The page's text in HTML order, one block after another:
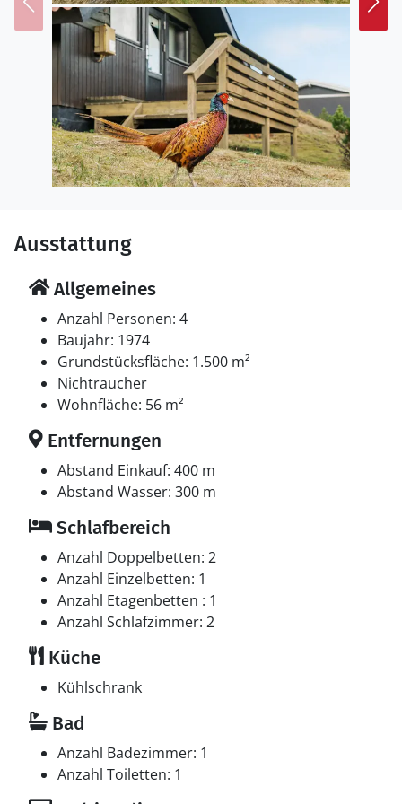
Die Schlafplätze verteilen sich auf 2 Schlafräume. 2
Schlafplätze in einem Doppelbett.1 Schlafplatz in
einem Einzelbett.1 Schlafplatz in einem Etagenbett.
Multimedien
In der Ferienunterkunft gibt es einen Fernseher. Radio.
CD-Player. 1-3 dänische Fernsehsender. Mindestens 4
deutsche Fernsehsender. Es steht kabellose
Internetverbindung zur Verfügung.
Ausstattung
Allgemeines
Anzahl Personen: 4
Baujahr: 1974
Grundstücksfläche: 1.500 m²
Nichtraucher
Wohnfläche: 56 m²
Entfernungen
Abstand Einkauf: 400 m
Abstand Wasser: 300 m
Schlafbereich
Anzahl Doppelbetten: 2
Anzahl Einzelbetten: 1
Anzahl Etagenbetten : 1
Anzahl Schlafzimmer: 2
Küche
Kühlschrank
Bad
Anzahl Badezimmer: 1
Anzahl Toiletten: 1